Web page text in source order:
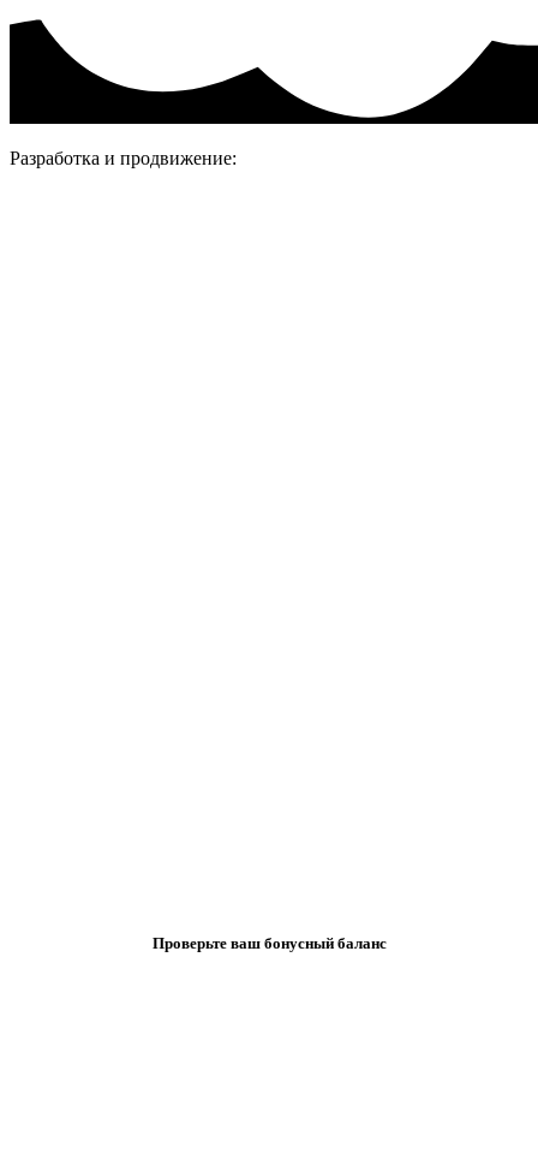
Разработка и продвижение:
Проверьте ваш бонусный баланс